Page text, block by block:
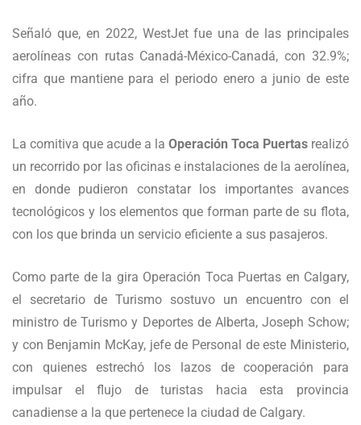
Señaló que, en 2022, WestJet fue una de las principales
aerolíneas con rutas Canadá-México-Canadá, con 32.9%;
cifra que mantiene para el periodo enero a junio de este
año.
La comitiva que acude a la Operación Toca Puertas realizó
un recorrido por las oficinas e instalaciones de la aerolínea,
en donde pudieron constatar los importantes avances
tecnológicos y los elementos que forman parte de su flota,
con los que brinda un servicio eficiente a sus pasajeros.
Como parte de la gira Operación Toca Puertas en Calgary,
el secretario de Turismo sostuvo un encuentro con el
ministro de Turismo y Deportes de Alberta, Joseph Schow;
y con Benjamin McKay, jefe de Personal de este Ministerio,
con quienes estrechó los lazos de cooperación para
impulsar el flujo de turistas hacia esta provincia
canadiense a la que pertenece la ciudad de Calgary.